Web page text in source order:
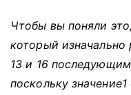
Чтобы вы поняли
который изначально
13 и 16
поскольку